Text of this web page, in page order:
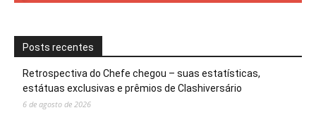
Posts recentes
Retrospectiva do Chefe chegou – suas estatísticas,
estátuas exclusivas e prêmios de Clashiversário
6 de agosto de 2026